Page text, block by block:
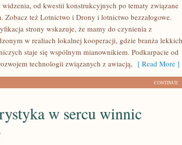
od kwestii konstrukcyjnych po tematy związane
Zobacz też Lotnictwo i Drony i lotnictwo bezzałogowe.
strony wskazuje, że mamy do czynienia z
w realiach lokalnej kooperacji, gdzie branża lekkich
staje się wspólnym mianownikiem. Podkarpacie od
technologii związanych z awiacją, [ Read More ]
CONTINUE
w sercu winnic